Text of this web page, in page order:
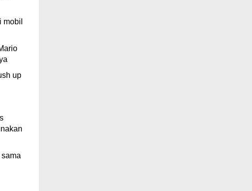
up